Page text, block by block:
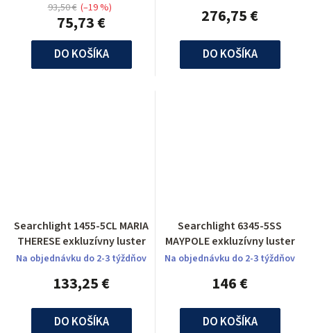
75,73 €
93,50 € (–19 %)
DO KOŠÍKA
276,75 €
DO KOŠÍKA
Searchlight 1455-5CL MARIA
THERESE exkluzívny luster
Na objednávku do 2-3 týždňov
133,25 €
DO KOŠÍKA
Searchlight 6345-5SS
MAYPOLE exkluzívny luster
Na objednávku do 2-3 týždňov
146 €
DO KOŠÍKA